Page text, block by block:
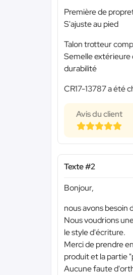
Première de
S'ajuste au pied
Talon trotteur
Semelle
durabilité
CR17-13787 a été
Avis du client
Texte #2
Bonjour,
nous avons besoin
Nous voudrions
le style d'écriture.
Merci de prendre
produit et la partie
Aucune faute